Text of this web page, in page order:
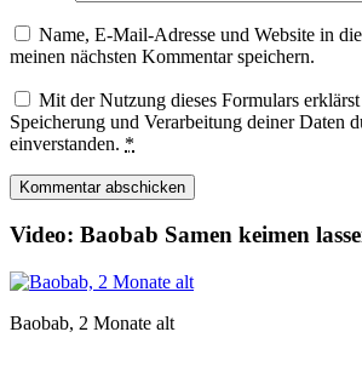
Name, E-Mail-Adresse und Website in
meinen nächsten Kommentar speichern.
Mit der Nutzung dieses Formulars
Speicherung und Verarbeitung deiner Daten
einverstanden. *
Video: Baobab Samen keimen
Baobab, 2 Monate alt